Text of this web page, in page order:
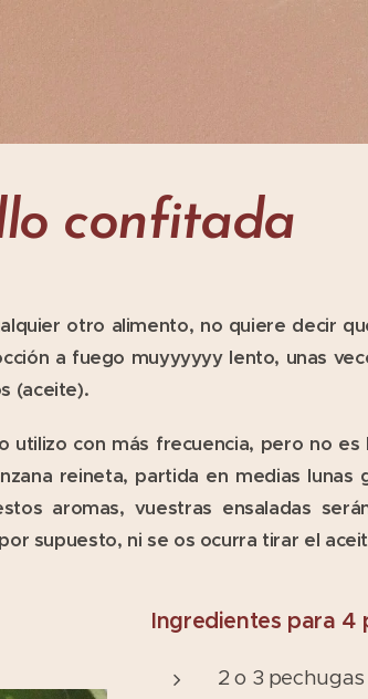
confitada
otro alimento, no quiere decir
a fuego muyyyyyy lento, unas
(aceite).
utilizo con más frecuencia, pero no
reineta, partida en medias lunas
aromas, vuestras ensaladas
supuesto, ni se os ocurra tirar el
Ingredientes para 4
2 o 3